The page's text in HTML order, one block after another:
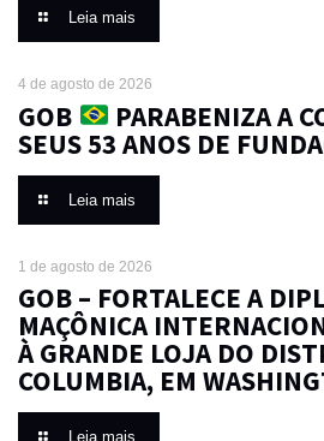
Leia mais
4 de agosto de 2026
GOB PARABENIZA A
SEUS 53 ANOS DE
Leia mais
1 de agosto de 2026
GOB – FORTALECE A
MAÇÔNICA
À GRANDE LOJA DO
COLUMBIA, EM
Leia mais